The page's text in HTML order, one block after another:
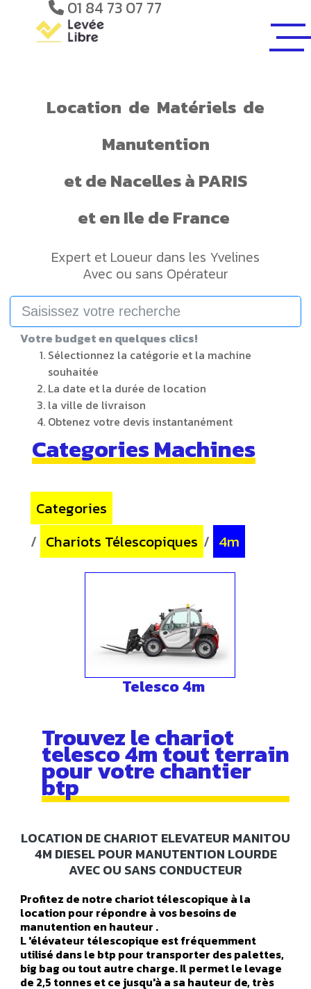
01 84 73 07 77
Location de Matériels de
Manutention
et deNacellesà PARIS
et en Ile de France
Expert et Loueur dans les Yvelines
Avec ou sans Opérateur
Votre budget en quelques clics!
Sélectionnez la catégorie et la machine
souhaitée
La date et la durée de location
la ville de livraison
Obtenez votre devis instantanément
Categories Machines
Categories
/ Chariots Télescopiques / 4m
Telesco 4m
Trouvez le chariot
telesco 4m tout terrain
pour votre chantier
btp
LOCATION DE CHARIOT ELEVATEUR MANITOU
4M DIESEL POUR MANUTENTION LOURDE
AVEC OU SANS CONDUCTEUR
Profitez de notre chariot télescopique à la
location pour répondre à vos besoins de
manutention en hauteur .
L 'élévateur télescopique est fréquemment
utilisé dans le btp pour transporter des palettes,
big bag ou tout autre charge. Il permet le levage
de 2,5 tonnes et ce jusqu'à a sa hauteur de, très